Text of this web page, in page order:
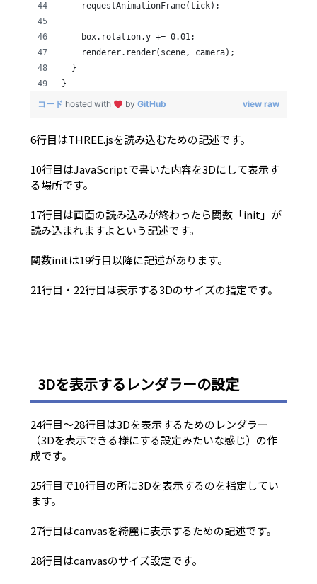
    requestAnimationFrame(tick);
    box.rotation.y += 0.01;
    renderer.render(scene, camera);
  }
}
view raw
コード hosted with byGitHub
6行目はTHREE.jsを読み込むための記述です。
10行目はJavaScriptで書いた内容を3Dにして表示す
る場所です。
17行目は画面の読み込みが終わったら関数「init」が
読み込まれますよという記述です。
関数initは19行目以降に記述があります。
21行目・22行目は表示する3Dのサイズの指定です。
3Dを表示するレンダラーの設定
24行目〜28行目は3Dを表示するためのレンダラー
（3Dを表示できる様にする設定みたいな感じ）の作
成です。
25行目で10行目の所に3Dを表示するのを指定してい
ます。
27行目はcanvasを綺麗に表示するための記述です。
28行目はcanvasのサイズ設定です。